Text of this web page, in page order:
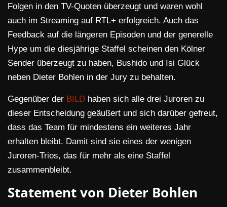
Folgen in den TV-Quoten überzeugt und waren wohl
auch im Streaming auf RTL+ erfolgreich. Auch das
Feedback auf die längeren Episoden und der generelle
Hype um die diesjährige Staffel scheinen den Kölner
Sender überzeugt zu haben, Bushido und Isi Glück
neben Dieter Bohlen in der Jury zu behalten.
Gegenüber der BILD haben sich alle drei Juroren zu
dieser Entscheidung geäußert und sich darüber gefreut,
dass das Team für mindestens ein weiteres Jahr
erhalten bleibt. Damit sind sie eines der wenigen
Juroren-Trios, das für mehr als eine Staffel
zusammenbleibt.
Statement von Dieter Bohlen